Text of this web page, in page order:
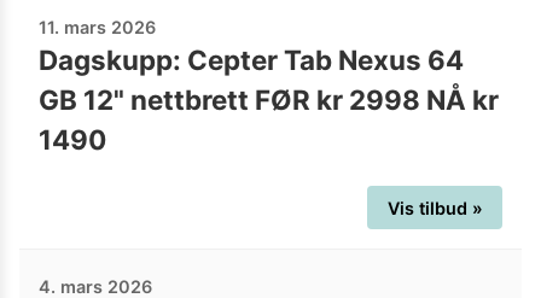
11. mars 2026
Dagskupp: Cepter Tab Nexus 64
GB 12" nettbrett FØR kr 2998 NÅ kr
1490
Vis tilbud »
4. mars 2026